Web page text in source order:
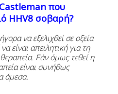
Castleman που
HHV8 σοβαρή?
να εξελιχθεί σε οξεία
να είναι απειλητική για τη
Εάν όμως τεθεί η
είναι συνήθως
άμεσα.